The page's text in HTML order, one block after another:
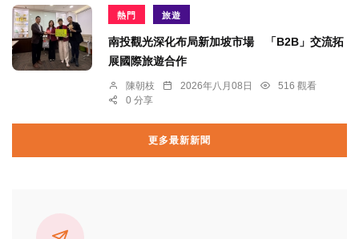
熱門 旅遊
南投觀光深化布局新加坡市場 「B2B」交流拓
展國際旅遊合作
陳朝枝 2026年八月08日
516 觀看
0 分享
更多最新新聞